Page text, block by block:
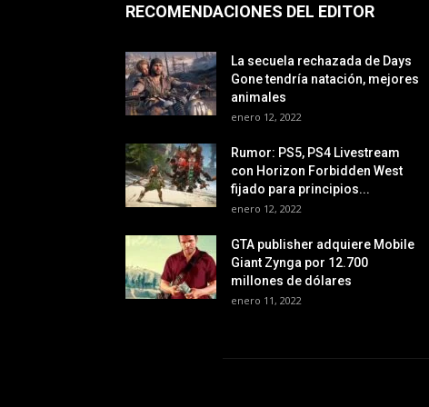
RECOMENDACIONES DEL EDITOR
La secuela rechazada de Days
Gone tendría natación, mejores
animales
enero 12, 2022
Rumor: PS5, PS4 Livestream
con Horizon Forbidden West
fijado para principios...
enero 12, 2022
GTA publisher adquiere Mobile
Giant Zynga por 12.700
millones de dólares
enero 11, 2022